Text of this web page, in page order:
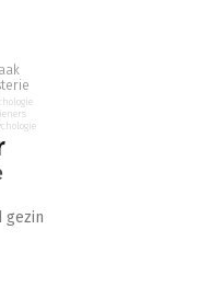
novelle van de
Eerder verscheen
gezin